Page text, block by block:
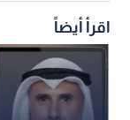
اقرأ أيضاً